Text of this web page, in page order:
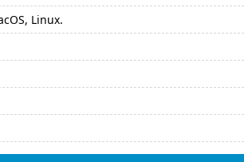
Linux.